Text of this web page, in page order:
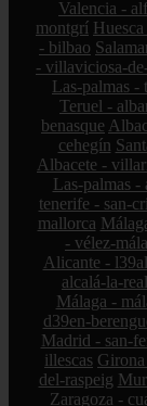
Valencia -
montgrí
- bilbao
- villaviciosa-
Las-palmas -
Teruel -
benasque
cehegín
Albacete -
Las-palmas -
tenerife - san-
mallorca
- vélez-
Alicante -
alcalá-la-real
Málaga -
d39en-
Madrid - san-
illescas
del-raspeig
Zaragoza -